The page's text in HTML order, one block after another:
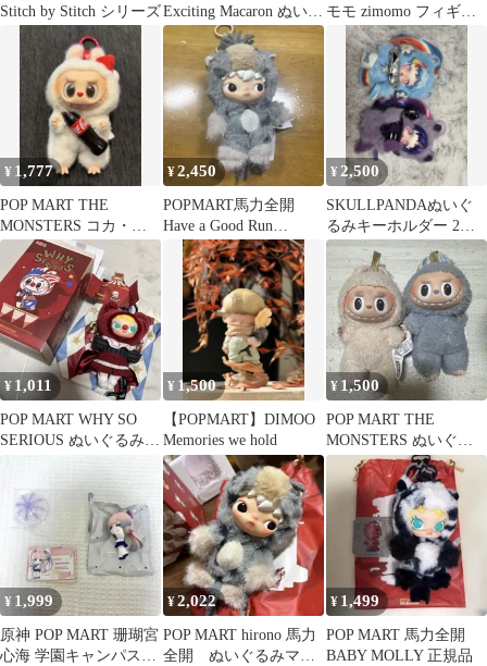
Stitch by Stitch シリーズExciting Macaron ぬいぐ
るみシリーズ
モモ zimomo フィギュ
¥ 1,777
POP MART THE
MONSTERS コカ・コ
ーラ ぬいぐるみ
¥2,450
POPMART馬力全開
Have a Good Run
HIRONO ぬいぐるみ
¥ 2,500
SKULLPANDAぬいぐ
るみキーホルダー 2種
セット
¥ 1,011
POP MART WHY SO
SERIOUS ぬいぐるみ
MOLLY
¥ 1,500
【POPMART】DIMOO
Memories we hold
¥1,500
POP MART THE
MONSTERS ぬいぐる
み 2体セット
¥ 1,999
原神 POP MART 珊瑚宮
心海 学園キャンパスシ
¥2,022
POP MART hirono 馬力
全開 ぬいぐるみマス
¥ 1,499
POP MART 馬力全開
BABY MOLLY 正規品